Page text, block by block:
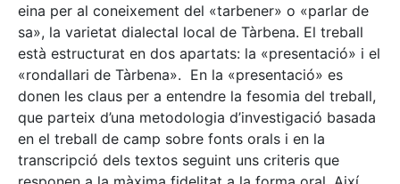
eina per al coneixement del «tarbener» o «parlar de
sa», la varietat dialectal local de Tàrbena. El treball
està estructurat en dos apartats: la «presentació» i el
«rondallari de Tàrbena». En la «presentació» es
donen les claus per a entendre la fesomia del treball,
que parteix d’una metodologia d’investigació basada
en el treball de camp sobre fonts orals i en la
transcripció dels textos seguint uns criteris que